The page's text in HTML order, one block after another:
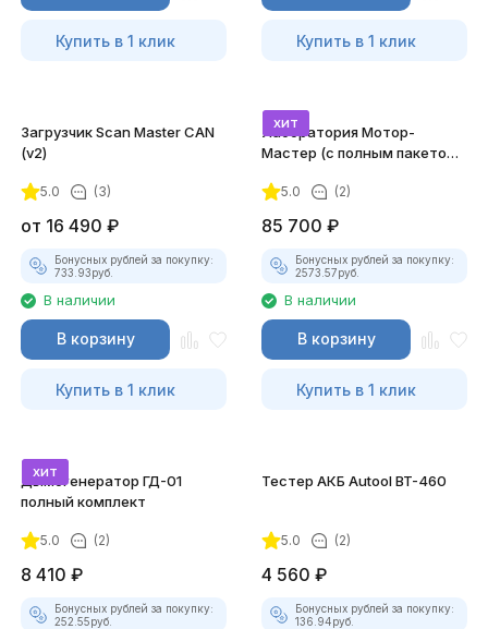
Купить в 1 клик Купить в 1 клик
Загрузчик Scan Master CAN
(v2)
5.0 (3)
от 16 490 ₽
Бонусных рублей за покупку:
733.93руб.
В наличии
В корзину
Купить в 1 клик
хит
Лаборатория Мотор-
Мастер (с полным пакетом
5.0 (2)
85 700 ₽
Бонусных рублей за покупку:
2573.57руб.
В наличии
В корзину
Купить в 1 клик
хит
Дымогенератор ГД-01
полный комплект
5.0 (2)
8 410 ₽
Бонусных рублей за покупку:
252.55руб.
Тестер АКБ Autool BT-460
5.0 (2)
4 560 ₽
Бонусных рублей за покупку:
136.94руб.